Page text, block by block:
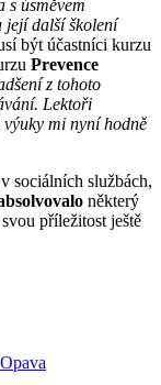
s úsměvem
její další školení
být účastníci kurzu
Prevence
z tohoto
Lektoři
mi nyní hodně
sociálních službách,
některý
příležitost ještě